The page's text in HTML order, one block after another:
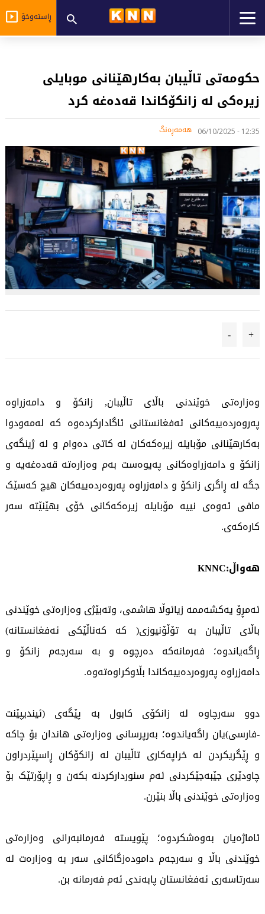
ڕاستەوخۆ
حکومەتی تاڵیبان بەکارهێنانی موبایلی
زیرەکی لە زانکۆکاندا قەدەغە کرد
12:35 - 06/10/2025 هەمەڕەنگ
+
-
وەزارەتی خوێندنی باڵای تاڵیبان, زانکۆ و دامەزراوە
پەروەردەییەکانی ئەفغانستانی ئاگادارکردەوە کە لەمەودوا
بەکارهێنانی مۆبایلە زیرەکەکان لە کاتی دەوام و لە ژینگەی
زانکۆ و دامەزراوەکانی پەیوەست بەم وەزارەتە قەدەغەیە و
جگە لە ڕاگری زانکۆ و دامەزراوە پەروەردەییەکان هیچ کەسێک
مافی ئەوەی نییە مۆبایلە زیرەکەکانی خۆی بهێنێتە سەر
کارەکەی.
هەواڵ:KNNC
ئەمڕۆ یەکشەممە زیائوڵا هاشمی، وتەبێژی وەزارەتی خوێندنی
باڵای تاڵیبان بە تۆڵۆنیوزی( کە کەناڵێکی ئەفغانستانە)
ڕاگەیاندوە؛ فەرمانەکە دەرچوە و بە سەرجەم زانکۆ و
دامەزراوە پەروەردەییەکاندا بڵاوکراوەتەوە.
دوو سەرچاوە لە زانکۆی کابول بە پێگەی (ئیندیپێنت
-فارسی)یان راگەیاندوە؛ بەرپرسانی وەزارەتی هاندان بۆ چاکە
و ڕێگریکردن لە خراپەکاری تاڵیبان لە زانکۆکان ڕاسپێردراون
چاودێری جێبەجێکردنی ئەم سنوردارکردنە بکەن و ڕاپۆرتێک بۆ
وەزارەتی خوێندنی باڵا بنێرن.
ئاماژەیان بەوەشکردوە؛ پێویستە فەرمانبەرانی وەزارەتی
خوێندنی باڵا و سەرجەم دامودەزگاکانی سەر بە وەزارەت لە
سەرتاسەری ئەفغانستان پابەندی ئەم فەرمانە بن.